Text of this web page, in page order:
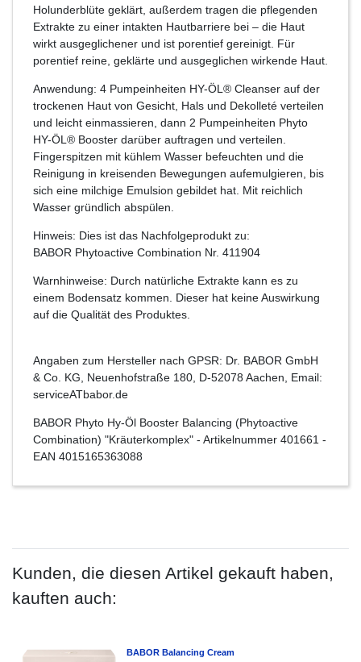
Holunderblüte geklärt, außerdem tragen die pflegenden
Extrakte zu einer intakten Hautbarriere bei – die Haut
wirkt ausgeglichener und ist porentief gereinigt. Für
porentief reine, geklärte und ausgeglichen wirkende Haut.
Anwendung: 4 Pumpeinheiten HY-ÖL® Cleanser auf der
trockenen Haut von Gesicht, Hals und Dekolleté verteilen
und leicht einmassieren, dann 2 Pumpeinheiten Phyto
HY-ÖL® Booster darüber auftragen und verteilen.
Fingerspitzen mit kühlem Wasser befeuchten und die
Reinigung in kreisenden Bewegungen aufemulgieren, bis
sich eine milchige Emulsion gebildet hat. Mit reichlich
Wasser gründlich abspülen.
Hinweis: Dies ist das Nachfolgeprodukt zu:
BABOR Phytoactive Combination Nr. 411904
Warnhinweise: Durch natürliche Extrakte kann es zu
einem Bodensatz kommen. Dieser hat keine Auswirkung
auf die Qualität des Produktes.
Angaben zum Hersteller nach GPSR: Dr. BABOR GmbH
& Co. KG, Neuenhofstraße 180, D-52078 Aachen, Email:
serviceATbabor.de
BABOR Phyto Hy-Öl Booster Balancing (Phytoactive
Combination) "Kräuterkomplex" - Artikelnummer 401661 -
EAN 4015165363088
Kunden, die diesen Artikel gekauft haben,
kauften auch:
BABOR Balancing Cream